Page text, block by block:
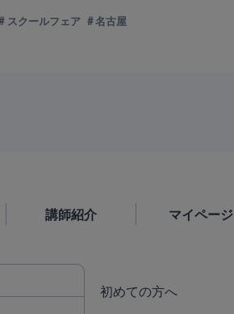
スクールフェア 名古屋
講師紹介 マイページ
初めての方へ